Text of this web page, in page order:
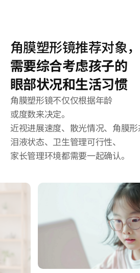
角膜塑形镜推荐对象，
需要综合考虑孩子的
眼部状况和生活习惯
角膜塑形镜不仅仅根据年龄
或度数来决定。
近视进展速度、散光情况、角膜形
泪液状态、卫生管理可行性、
家长管理环境都需要一起确认。